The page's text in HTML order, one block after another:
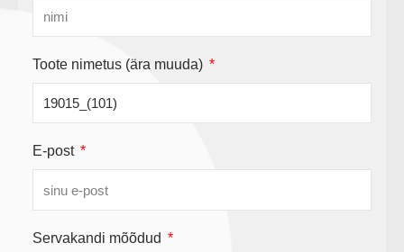
Toote nimetus (ära muuda)
E-post
Servakandi mõõdud